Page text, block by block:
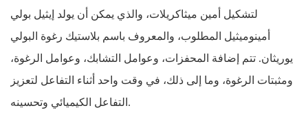
لتشكيل أمين ميثاكريلات، والذي يمكن أن يولد إيثيل بولي
أمينوميثيل المطلوب، والمعروف باسم بلاستيك رغوة البولي
يوريثان. تتم إضافة المحفزات، وعوامل التشابك، وعوامل الرغوة،
ومثبتات الرغوة، وما إلى ذلك، في وقت واحد أثناء التفاعل لتعزيز
التفاعل الكيميائي وتحسينه.